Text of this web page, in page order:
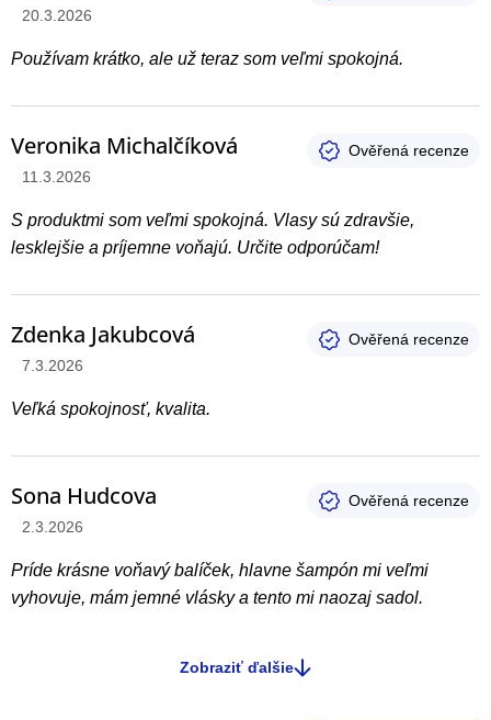
Hodnotenie produktu je 5 z 5 hviezdičiek.
20.3.2026
Používam krátko, ale už teraz som veľmi spokojná.
Veronika Michalčíková
Hodnotenie produktu je 5 z 5 hviezdičiek.
11.3.2026
S produktmi som veľmi spokojná. Vlasy sú zdravšie,
lesklejšie a príjemne voňajú. Určite odporúčam!
Zdenka Jakubcová
Hodnotenie produktu je 5 z 5 hviezdičiek.
7.3.2026
Veľká spokojnosť, kvalita.
Sona Hudcova
Hodnotenie produktu je 5 z 5 hviezdičiek.
2.3.2026
Príde krásne voňavý balíček, hlavne šampón mi veľmi
vyhovuje, mám jemné vlásky a tento mi naozaj sadol.
O
Zobraziť ďalšie